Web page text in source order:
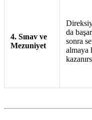
4. Sınav ve
Mezuniyet
da
sonra
almaya